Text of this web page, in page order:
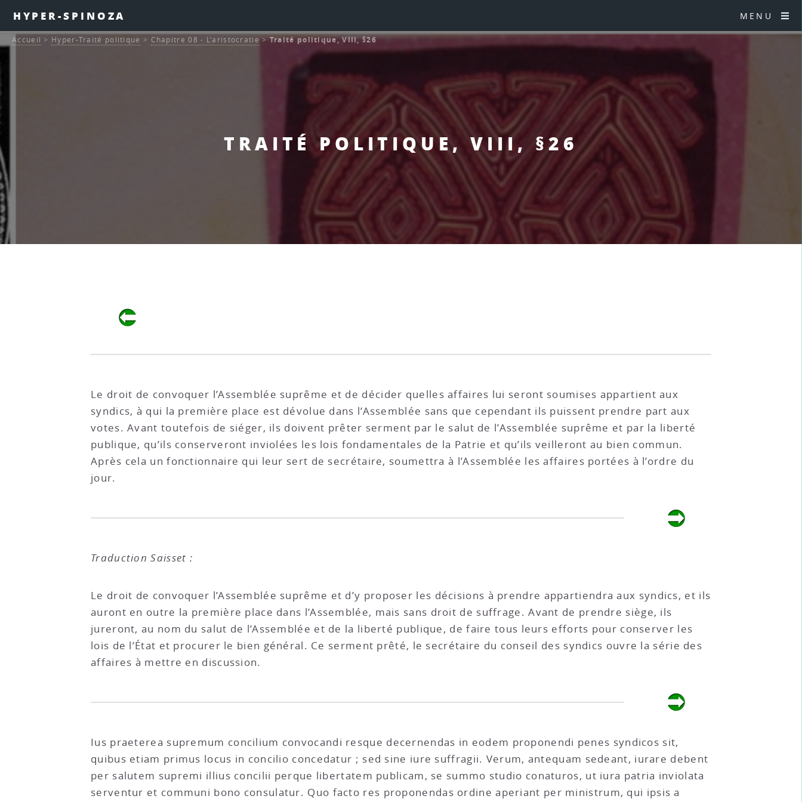
HYPER-SPINOZA MENU
TRAITÉ POLITIQUE, VIII, §26
Accueil > Hyper-Traité politique > Chapitre 08 - L’aristocratie>Traité politique, VIII, §26
Le droit de convoquer l’Assemblée suprême et de décider quelles affaires lui seront soumises appartient aux
syndics, à qui la première place est dévolue dans l’Assemblée sans que cependant ils puissent prendre part aux
votes. Avant toutefois de siéger, ils doivent prêter serment par le salut de l’Assemblée suprême et par la liberté
publique, qu’ils conserveront inviolées les lois fondamentales de la Patrie et qu’ils veilleront au bien commun.
Après cela un fonctionnaire qui leur sert de secrétaire, soumettra à l’Assemblée les affaires portées à l’ordre du
jour.
Traduction Saisset :
Le droit de convoquer l’Assemblée suprême et d’y proposer les décisions à prendre appartiendra aux syndics, et ils
auront en outre la première place dans l’Assemblée, mais sans droit de suffrage. Avant de prendre siège, ils
jureront, au nom du salut de l’Assemblée et de la liberté publique, de faire tous leurs efforts pour conserver les
lois de l’État et procurer le bien général. Ce serment prêté, le secrétaire du conseil des syndics ouvre la série des
affaires à mettre en discussion.
Ius praeterea supremum concilium convocandi resque decernendas in eodem proponendi penes syndicos sit,
quibus etiam primus locus in concilio concedatur ; sed sine iure suffragii. Verum, antequam sedeant, iurare debent
per salutem supremi illius concilii perque libertatem publicam, se summo studio conaturos, ut iura patria inviolata
serventur et communi bono consulatur. Quo facto res proponendas ordine aperiant per ministrum, qui ipsis a